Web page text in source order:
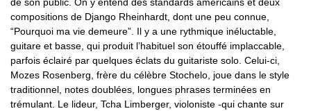
compositions de Django Rheinhardt, dont une peu connue,
“Pourquoi ma vie demeure”. Il y a une rythmique inéluctable,
guitare et basse, qui produit l’habituel son étouffé implaccable,
parfois éclairé par quelques éclats du guitariste solo. Celui-ci,
Mozes Rosenberg, frère du célèbre Stochelo, joue dans le style
traditionnel, notes doublées, longues phrases terminées en
trémulant. Le lideur, Tcha Limberger, violoniste -qui chante sur